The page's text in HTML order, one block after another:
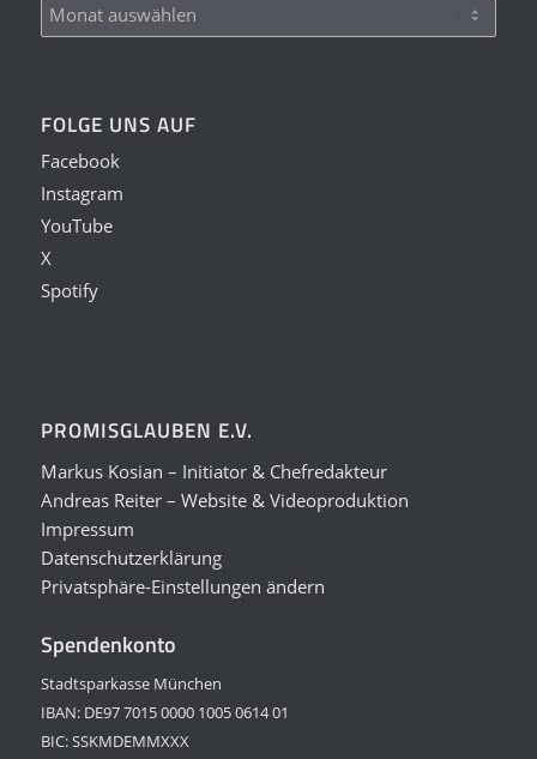
FOLGE UNS AUF
Facebook
Instagram
YouTube
X
Spotify
PROMISGLAUBEN E.V.
Markus Kosian – Initiator & Chefredakteur
Andreas Reiter – Website & Videoproduktion
Impressum
Datenschutzerklärung
Privatsphäre-Einstellungen ändern
Spendenkonto
Stadtsparkasse München
IBAN: DE97 7015 0000 1005 0614 01
BIC: SSKMDEMMXXX